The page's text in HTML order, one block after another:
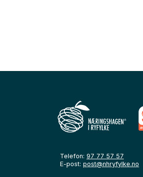
Telefon: 97 77 57 57
E-post: post@nhryfylke.no